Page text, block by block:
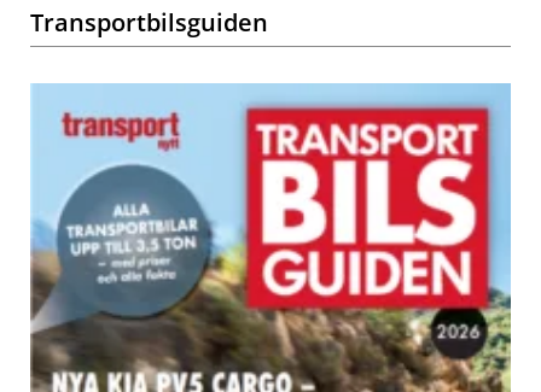
Transportbilsguiden